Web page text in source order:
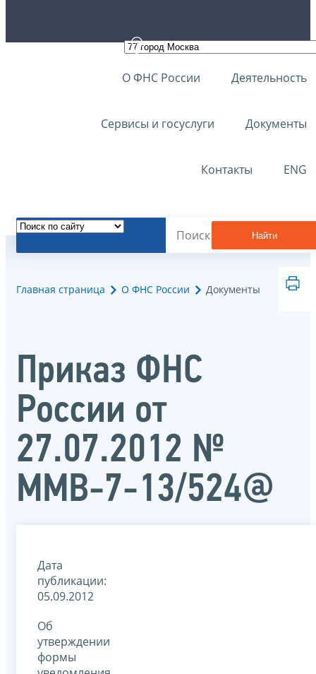
О ФНС России Деятельность
Сервисы и госуслуги Документы
Контакты ENG
Найти
Главная страница О ФНС России Документы
Приказ ФНС
России от
27.07.2012 №
ММВ-7-13/524@
Дата
публикации:
05.09.2012
Об
утверждении
формы